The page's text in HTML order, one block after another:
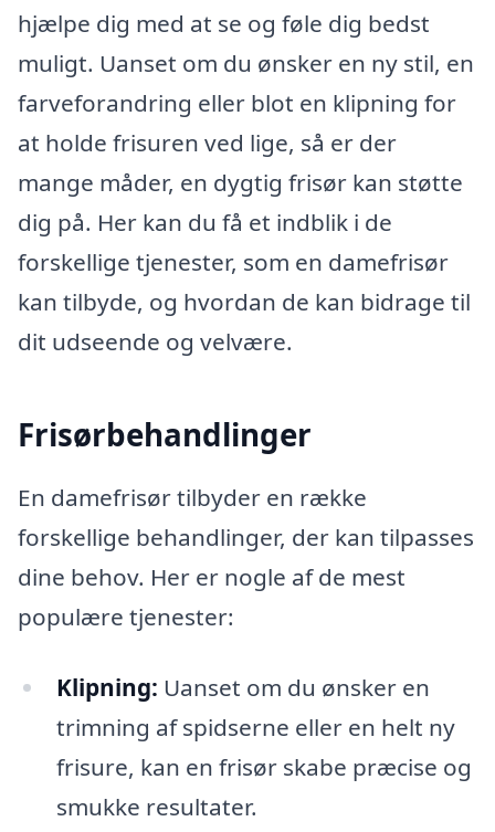
hjælpe dig med at se og føle dig bedst
muligt. Uanset om du ønsker en ny stil, en
farveforandring eller blot en klipning for
at holde frisuren ved lige, så er der
mange måder, en dygtig frisør kan støtte
dig på. Her kan du få et indblik i de
forskellige tjenester, som en damefrisør
kan tilbyde, og hvordan de kan bidrage til
dit udseende og velvære.
Frisørbehandlinger
En damefrisør tilbyder en række
forskellige behandlinger, der kan tilpasses
dine behov. Her er nogle af de mest
populære tjenester:
Klipning: Uanset om du ønsker en
trimning af spidserne eller en helt ny
frisure, kan en frisør skabe præcise og
smukke resultater.